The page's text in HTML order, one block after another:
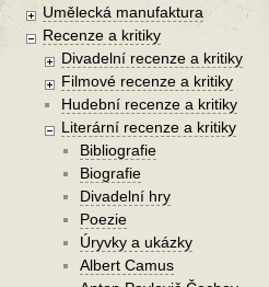
Umělecká manufaktura
Recenze a kritiky
Divadelní recenze a kritiky
Filmové recenze a kritiky
Hudební recenze a kritiky
Literární recenze a kritiky
Bibliografie
Biografie
Divadelní hry
Poezie
Úryvky a ukázky
Albert Camus